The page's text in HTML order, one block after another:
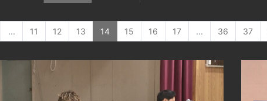
... 11 12 13 14 15 16 17 ... 36 37